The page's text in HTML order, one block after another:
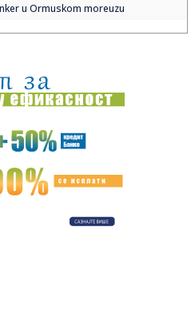
u Ormuskom moreuzu
posle debakla „Moane“: Kritičari
PARIZA: Ostali su samo detalji – zna
i Ukrajine o saradnji u oblasti zdravlja
ambasade Izraela: Kanje Vest održao